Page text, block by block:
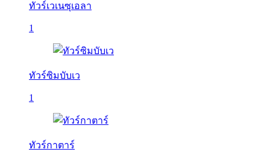
ทัวร์เวเนซุเอลา
1
ทัวร์ซิมบับเว
1
ทัวร์กาตาร์